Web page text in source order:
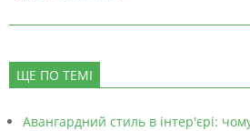
ЩЕ ПО ТЕМІ
Авангардний стиль в інтер'єрі: